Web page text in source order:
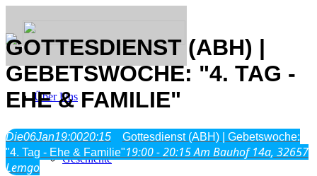
Über Uns
Was wir glauben
Jesus Christus
Geschichte
GOTTESDIENST (ABH) |
GEBETSWOCHE: "4. TAG -
EHE & FAMILIE"
Die06Jan19:0020:15
Gottesdienst (ABH) | Gebetswoche:
"4. Tag - Ehe & Familie"19:00 - 20:15Am Bauhof 14a, 32657
Lemgo